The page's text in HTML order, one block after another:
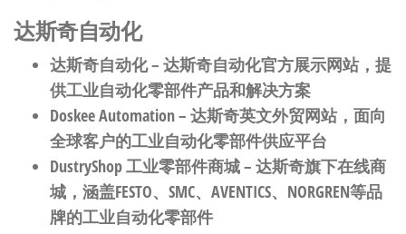
达斯奇自动化
达斯奇自动化– 达斯奇自动化官方展示网站，提
供工业自动化零部件产品和解决方案
Doskee Automation– 达斯奇英文外贸网站，面向
全球客户的工业自动化零部件供应平台
DustryShop 工业零部件商城– 达斯奇旗下在线商
城，涵盖FESTO、SMC、AVENTICS、NORGREN等品
牌的工业自动化零部件